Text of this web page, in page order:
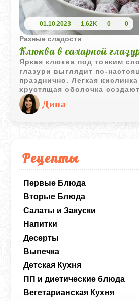
Рецепты
Первые Блюда
Вторые Блюда
Салаты и Закуски
Напитки
Десерты
Выпечка
Детская Кухня
ПП и диетические блюда
Вегетарианская Кухня
01.10.2023 1,62K 0 0
Разные сладости
Клюква в сахарной
Яркая клюква под тонким
глазури выглядит по-
празднично. Легкая
хрустящая оболочка
очень эффектное угощение.
Дина